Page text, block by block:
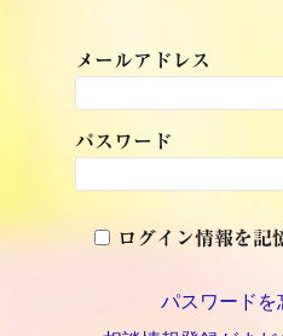
メールアドレス
パスワード
ログイン情報を記
パスワードを